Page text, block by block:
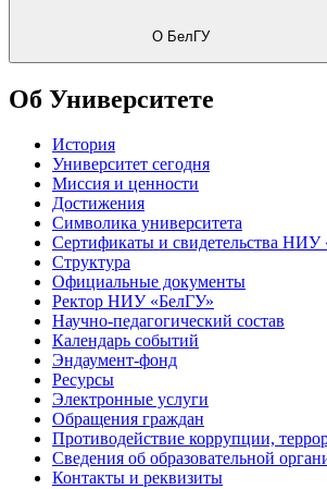
О БелГУ
Об Университете
История
Университет сегодня
Миссия и ценности
Достижения
Символика университета
Сертификаты и свидетельства НИУ
Структура
Официальные документы
Ректор НИУ «БелГУ»
Научно-педагогический состав
Календарь событий
Эндаумент-фонд
Ресурсы
Электронные услуги
Обращения граждан
Противодействие коррупции,
Сведения об образовательной
Контакты и реквизиты